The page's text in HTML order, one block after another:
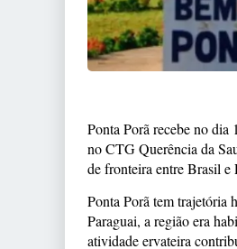
Ponta Porã recebe no dia
no CTG Querência da
de fronteira entre Brasil e
Ponta Porã tem trajetória
Paraguai, a região era
atividade ervateira